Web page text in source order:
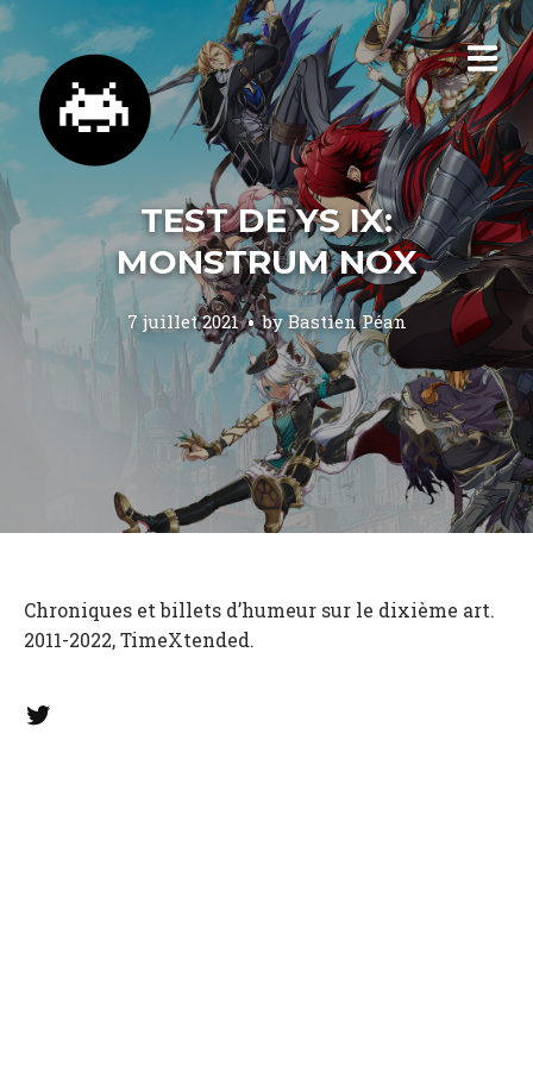
TEST DE YS IX:
MONSTRUM NOX
7 juillet 2021 byBastien Péan
Chroniques et billets d’humeur sur le dixième art.
2011-2022, TimeXtended.
Twitter